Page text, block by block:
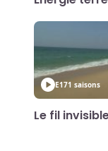
E171 saisons
Le fil